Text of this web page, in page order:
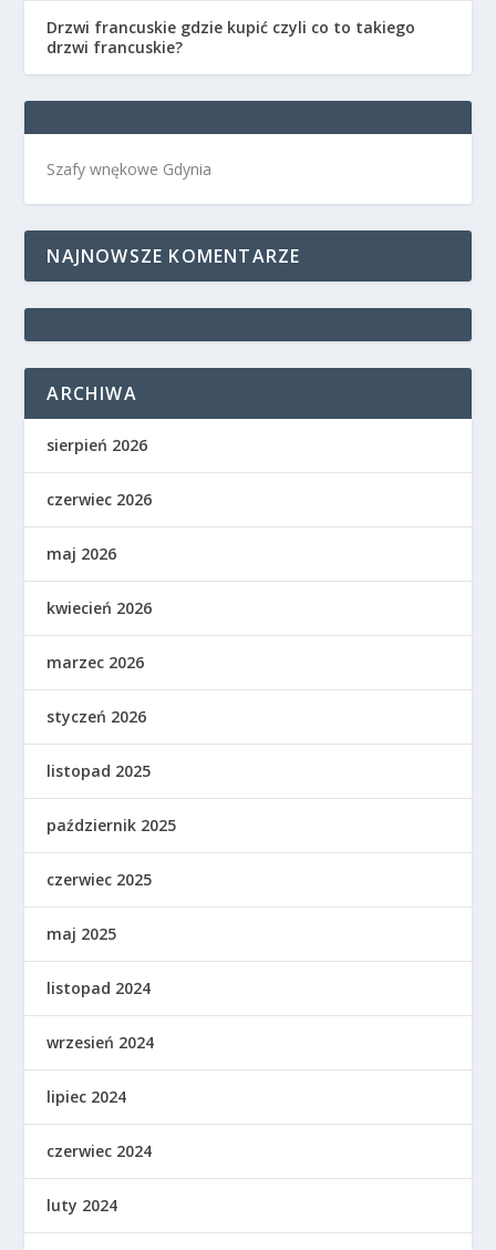
Drzwi francuskie gdzie kupić czyli co to takiego
drzwi francuskie?
Szafy wnękowe Gdynia
NAJNOWSZE KOMENTARZE
ARCHIWA
sierpień 2026
czerwiec 2026
maj 2026
kwiecień 2026
marzec 2026
styczeń 2026
listopad 2025
październik 2025
czerwiec 2025
maj 2025
listopad 2024
wrzesień 2024
lipiec 2024
czerwiec 2024
luty 2024